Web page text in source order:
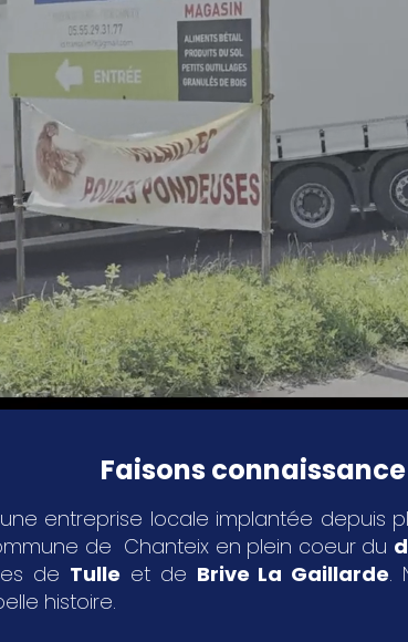
Faisons
entreprise locale implantée depuis
de Chanteix en plein coeur du
de Tulle et de Brive La Gaillarde.
histoire.